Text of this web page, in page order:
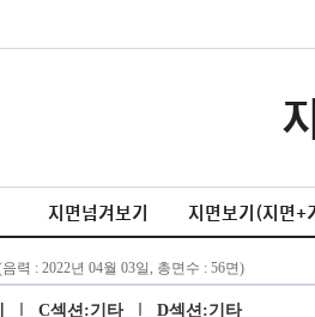
지면넘겨보기 지면보기(지면+
C섹션:기타 D섹션:기타